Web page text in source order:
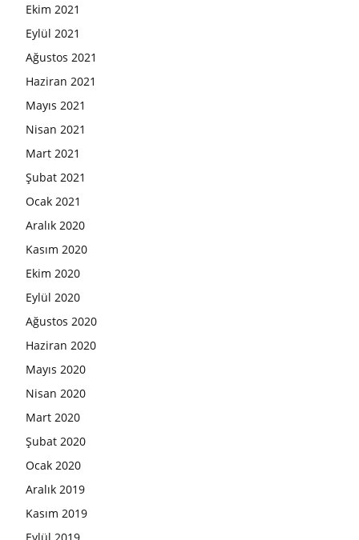
Ekim 2021
Eylül 2021
Ağustos 2021
Haziran 2021
Mayıs 2021
Nisan 2021
Mart 2021
Şubat 2021
Ocak 2021
Aralık 2020
Kasım 2020
Ekim 2020
Eylül 2020
Ağustos 2020
Haziran 2020
Mayıs 2020
Nisan 2020
Mart 2020
Şubat 2020
Ocak 2020
Aralık 2019
Kasım 2019